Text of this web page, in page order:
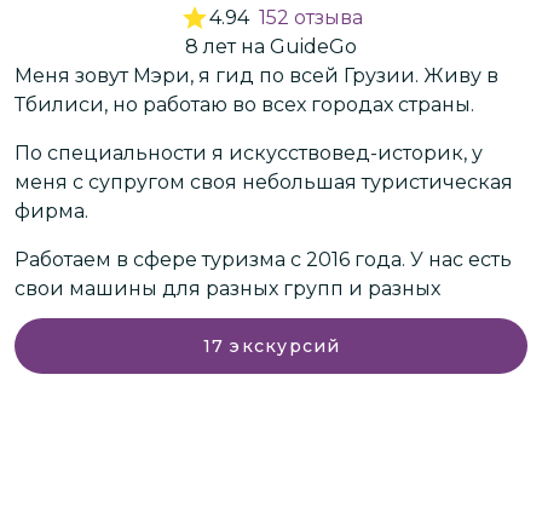
4.94 152 отзыва
8 летна GuideGo
Меня зовут Мэри, я гид по всей Грузии. Живу в
Тбилиси, но работаю во всех городах страны.
По специальности я искусствовед-историк, у
меня с супругом своя небольшая туристическая
фирма.
Работаем в сфере туризма с 2016 года. У нас есть
свои машины для разных групп и разных
направлений по стране.
Делаем интересные познавательные
17 экскурсий